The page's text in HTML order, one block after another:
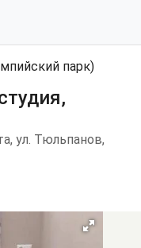
парк)
ул. Тюльпанов,